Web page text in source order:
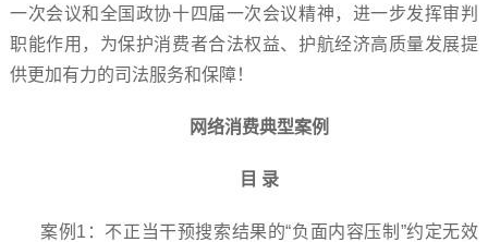
一次会议和全国政协十四届一次会议精神，进一步发挥审判
职能作用，为保护消费者合法权益、护航经济高质量发展提
供更加有力的司法服务和保障！
网络消费典型案例
目 录
案例1：不正当干预搜索结果的“负面内容压制”约定无效